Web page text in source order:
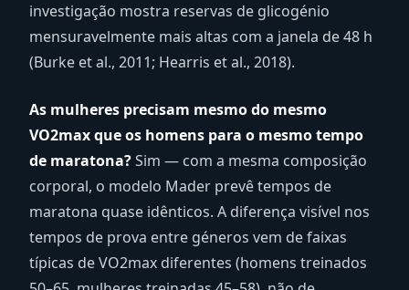
investigação mostra reservas de glicogénio
mensuravelmente mais altas com a janela de 48 h
(Burke et al., 2011; Hearris et al., 2018).
As mulheres precisam mesmo do mesmo
VO2max que os homens para o mesmo tempo
de maratona?Sim — com a mesma composição
corporal, o modelo Mader prevê tempos de
maratona quase idênticos. A diferença visível nos
tempos de prova entre géneros vem de faixas
típicas de VO2max diferentes (homens treinados